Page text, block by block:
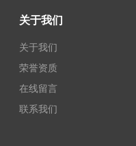
关于我们
关于我们
荣誉资质
在线留言
联系我们